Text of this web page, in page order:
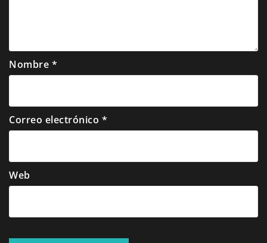
Nombre *
Correo electrónico *
Web